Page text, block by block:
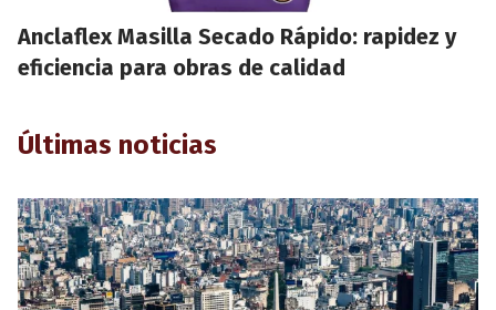
Anclaflex Masilla Secado Rápido: rapidez y
eficiencia para obras de calidad
Últimas noticias